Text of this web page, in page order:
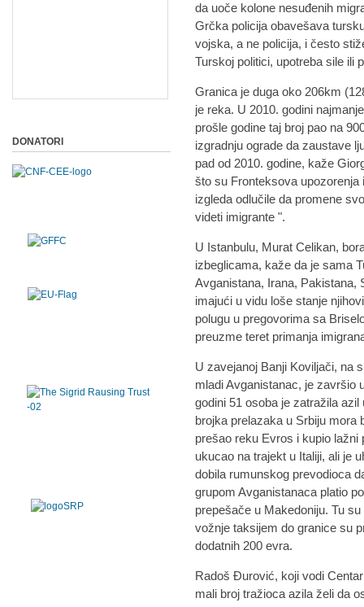
da uoče kolone nesuđenih
Grčka policija obavešava
vojska, a ne policija, i često
Turskoj politici, upotreba sile ili
Granica je duga oko 206km
je reka. U 2010. godini
prošle godine taj broj pao na
izgradnju ograde da zaustave
pad od 2010. godine, kaže
što su Fronteksova
izgleda odlučile da promene
videti imigrante ".
U Istanbulu, Murat Celikan,
izbeglicama, kaže da je sama
Avganistana, Irana, Pakistana,
imajući u vidu loše stanje
polugu u pregovorima sa
preuzme teret primanja
U zavejanoj Banji Koviljači, na
mladi Avganistanac, je završio
godini 51 osoba je zatražila
brojka prelazaka u Srbiju mora
prešao reku Evros i kupio
ukucao na trajekt u Italiji, ali je
dobila rumunskog prevodioca
grupom Avganistanaca platio
prepešače u Makedoniju. Tu
vožnje taksijem do granice su
dodatnih 200 evra.
Radoš Đurović, koji vodi
mali broj tražioca azila želi da
DONATORI